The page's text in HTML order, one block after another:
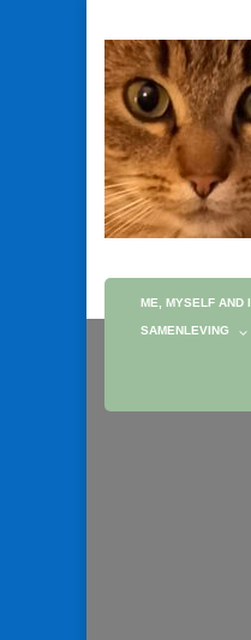
ME, MYSELF AND I
SAMENLEVING